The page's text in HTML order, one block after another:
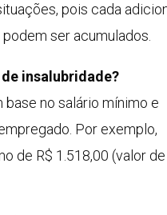
pois cada
ser acumulados.
insalubridade?
no salário mínimo e
Por exemplo,
de R$ 1.518,00 (valor de